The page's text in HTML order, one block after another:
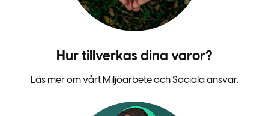
Hur tillverkas dina varor?
Läs mer om vårt MiljöarbeteochSociala ansvar.